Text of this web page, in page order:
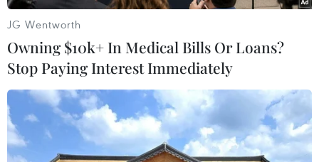
Quan chức Nga: Giá dầu có thể tăng lên
mức 150 USD mỗi thùng
27/12/2022 06:36
Phó Chủ tịch Hội đồng An ninh Quốc gia Liên bang Nga
Dmitry Medvedev dự báo giá dầu có thể tăng lên mức
JG Wentworth
Owning $10k+ In Medical Bills Or Loans?
Stop Paying Interest Immediately